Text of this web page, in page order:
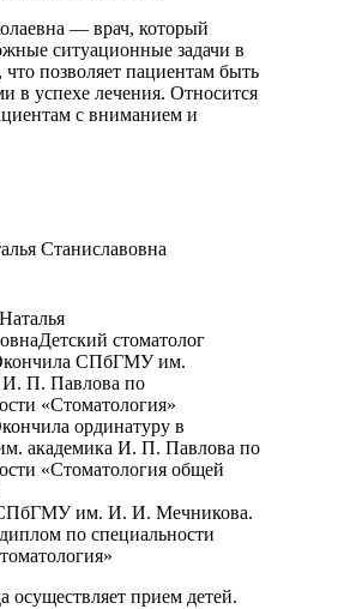
— врач, который
ситуационные задачи в
что позволяет пациентам быть
в успехе лечения. Относится
с вниманием и
Детский стоматолог
СПбГМУ им.
И. П. Павлова по
«Стоматология»
ординатуру в
академика И. П. Павлова по
«Стоматология общей
им. И. И. Мечникова.
по специальности
осуществляет прием детей.